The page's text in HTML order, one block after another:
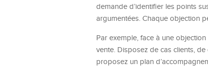
demande d’identifier les points
argumentées. Chaque objection
Par exemple, face à une
vente. Disposez de cas clients,
proposez un plan